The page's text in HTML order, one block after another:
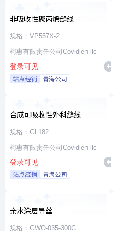
非吸收性聚丙烯缝线
规格：VP557X-2
柯惠有限责任公司Covidien llc
登录可见
站点经销 青海公司
合成可吸收性外科缝线
规格：GL182
柯惠有限责任公司Covidien llc
登录可见
站点经销 青海公司
亲水涂层导丝
规格：GWO-035-300C